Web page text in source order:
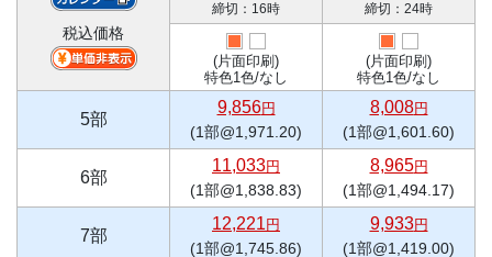
税込価格
締切：16時
締切：24時
(片面印刷)
特色1色/なし
(片面印刷)
特色1色/なし
5部
9,856円
(1部@1,971.20)
8,008円
(1部@1,601.60)
6部
11,033円
(1部@1,838.83)
8,965円
(1部@1,494.17)
7部
12,221 円
(1部@1,745.86)
9,933円
(1部@1,419.00)